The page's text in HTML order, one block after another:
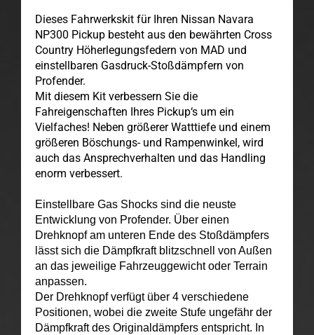
Dieses Fahrwerkskit für Ihren Nissan Navara
NP300 Pickup besteht aus den bewährten Cross
Country Höherlegungsfedern von MAD und
einstellbaren Gasdruck-Stoßdämpfern von
Profender.
Mit diesem Kit verbessern Sie die
Fahreigenschaften Ihres Pickup‘s um ein
Vielfaches! Neben größerer Watttiefe und einem
größeren Böschungs- und Rampenwinkel, wird
auch das Ansprechverhalten und das Handling
enorm verbessert.
Einstellbare Gas Shocks sind die neuste
Entwicklung von Profender. Über einen
Drehknopf am unteren Ende des Stoßdämpfers
lässt sich die Dämpfkraft blitzschnell von Außen
an das jeweilige Fahrzeuggewicht oder Terrain
anpassen.
Der Drehknopf verfügt über 4 verschiedene
Positionen, wobei die zweite Stufe ungefähr der
Dämpfkraft des Originaldämpfers entspricht. In